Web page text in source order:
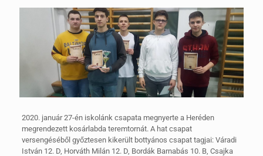
2020. január 27-én iskolánk csapata megnyerte a Heréden
megrendezett kosárlabda teremtornát. A hat csapat
versengéséből győztesen kikerült bottyános csapat tagjai: Váradi
István 12. D, Horváth Milán 12. D, Bordák Barnabás 10. B, Csajka